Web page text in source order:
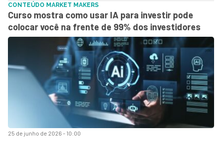
25 de junho de 2026 - 10:00
CONTEÚDO MARKET MAKERS
Curso mostra como usar IA para investir pode
colocar você na frente de 99% dos investidores